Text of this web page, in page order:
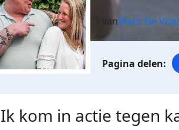
vanMarit De
Ik kom in actie tegen